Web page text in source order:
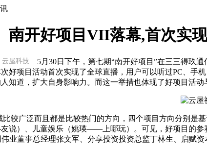
南开好项目VII落幕,首次实
云屋科技 5月30日下午，第七期“南开好项目”在三三得玖通
好项目活动首次实现了全球直播，用户可以听过PC、手
知道，扩大自身影响力。而这一举措也体现了好项目活动
较广泛而且都是比较热门的方向，四个项目方向分别是
说）、儿童娱乐（姚瑛——上哪玩）。可见，好项目的
业董事总经理张文军、分享投资投资总监丁林生、启赋